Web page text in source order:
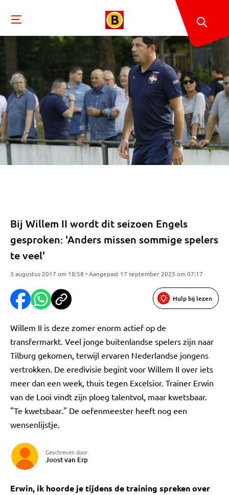
Bij Willem II wordt dit seizoen Engels
gesproken: 'Anders missen sommige spelers
te veel'
3 augustus 2017 om 18:58 • Aangepast 17 september 2025 om 07:17
Hulp bij lezen
Willem II is deze zomer enorm actief op de
transfermarkt. Veel jonge buitenlandse spelers zijn naar
Tilburg gekomen, terwijl ervaren Nederlandse jongens
vertrokken. De eredivisie begint voor Willem II over iets
meer dan een week, thuis tegen Excelsior. Trainer Erwin
van de Looi vindt zijn ploeg talentvol, maar kwetsbaar.
"Te kwetsbaar." De oefenmeester heeft nog een
wensenlijstje.
Geschreven door
Joost van Erp
Erwin, ik hoorde je tijdens de training spreken over